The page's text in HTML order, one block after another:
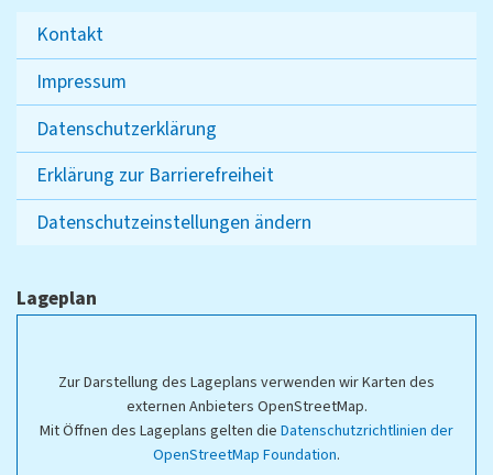
Kontakt
Impressum
Datenschutzerklärung
Erklärung zur Barrierefreiheit
Datenschutzeinstellungen ändern
Lageplan
Zur Darstellung des Lageplans verwenden wir Karten des
externen Anbieters OpenStreetMap.
Mit Öffnen des Lageplans gelten die Datenschutzrichtlinien der
OpenStreetMap Foundation.